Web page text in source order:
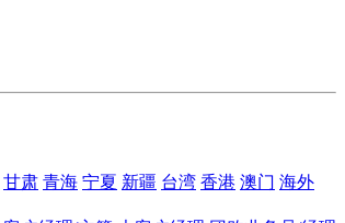
甘肃 青海 宁夏 新疆 台湾 香港 澳门 海外